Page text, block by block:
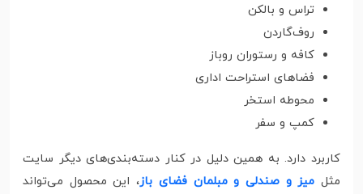
تراس و بالکن
روف‌گاردن
کافه و رستوران روباز
فضاهای استراحت اداری
محوطه استخر
کمپ و سفر
کاربرد دارد. به همین دلیل در کنار دسته‌بندی‌های دیگر سایت
مثل میز و صندلی و مبلمان فضای باز، این محصول می‌تواند